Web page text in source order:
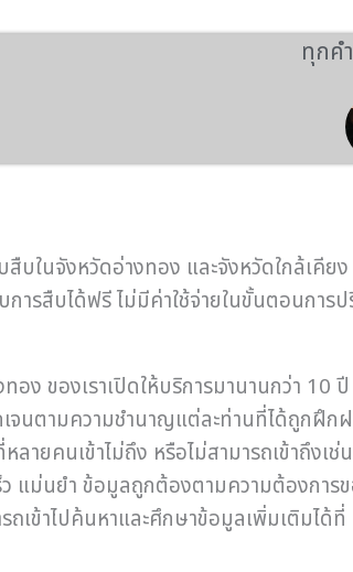
ทุกค
บในจังหวัดอ่างทอง และจังหวัดใกล้เคีย
ารสืบได้ฟรี ไม่มีค่าใช้จ่ายในขั้นตอนการ
อง ของเราเปิดให้บริการมานานกว่า
เจนตามความชำนาญแต่ละท่านที่ได้ถูก
ลายคนเข้าไม่ถึง หรือไม่สามารถเข้าถึง
แม่นยำ ข้อมูลถูกต้องตามความต้องการ
รถเข้าไปค้นหาและศึกษาข้อมูลเพิ่มเติมได้